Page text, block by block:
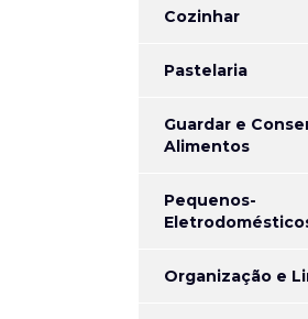
Cozinhar
Pastelaria
Guardar e
Alimentos
Pequenos-
Organização e